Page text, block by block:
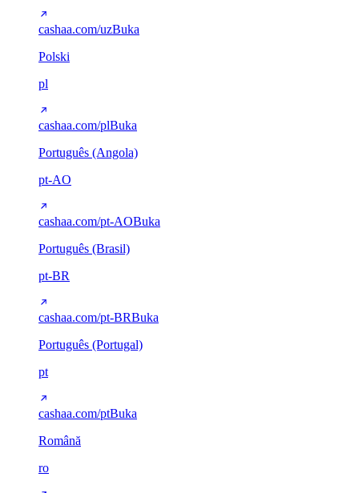
cashaa.com/uzBuka
Polski
pl
cashaa.com/plBuka
Português (Angola)
pt-AO
cashaa.com/pt-AOBuka
Português (Brasil)
pt-BR
cashaa.com/pt-BRBuka
Português (Portugal)
pt
cashaa.com/ptBuka
Română
ro